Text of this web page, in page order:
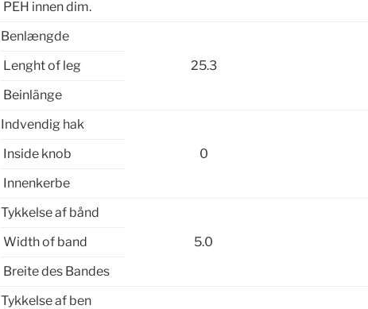
PEH innen dim.
Benlængde
25.3
Lenght of leg
Beinlänge
Indvendig hak
0
Inside knob
Innenkerbe
Tykkelse af bånd
5.0
Width of band
Breite des Bandes
Tykkelse af ben